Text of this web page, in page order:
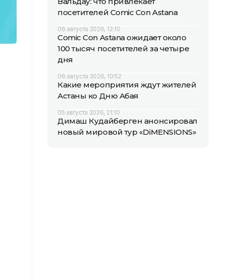
посетителей Comic Con Astana
06 августа 2026, 12:10
Comic Con Astana ожидает около
100 тысяч посетителей за четыре
дня
06 августа 2026, 10:52
Какие мероприятия ждут жителей
Астаны ко Дню Абая
05 августа 2026, 21:10
Димаш Кудайберген анонсировал
новый мировой тур «DiMENSIONS»